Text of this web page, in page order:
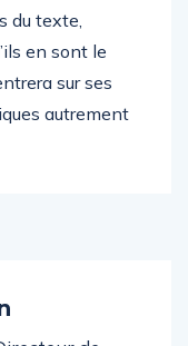
les –
du texte,
en sont le
sur ses
autrement